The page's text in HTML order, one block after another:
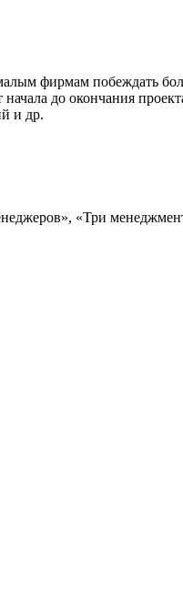
фирмам побеждать
до окончания
и др.
«Три